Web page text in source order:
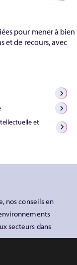
pour mener à bien
et de recours, avec
et
nos conseils en
secteurs dans